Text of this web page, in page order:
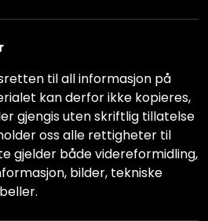
til all informasjon på
kan derfor ikke kopieres,
gjengis uten skriftlig tillatelse
oss alle rettigheter til
gjelder både videreformidling,
bilder, tekniske